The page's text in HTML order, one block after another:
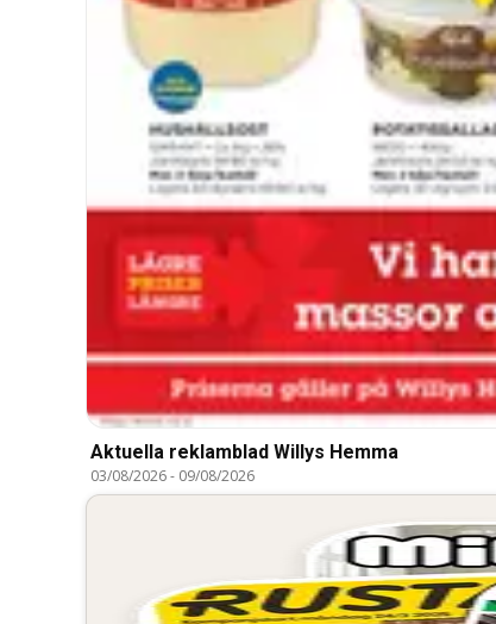
Aktuella reklamblad Willys Hemma
03/08/2026- 09/08/2026